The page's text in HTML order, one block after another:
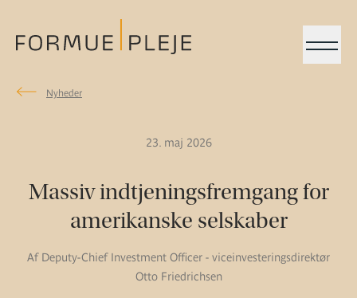
Menu
Nyheder
23. maj 2026
Massiv indtjeningsfremgang for
amerikanske selskaber
Af Deputy-Chief Investment Officer - viceinvesteringsdirektør
Otto Friedrichsen